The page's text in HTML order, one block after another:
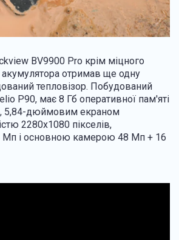
BV9900 Pro крім міцного
акумулятора отримав ще одну
тепловізор. Побудований
P90, має 8 Гб оперативної пам'яті
5,84-дюймовим екраном
2280х1080 пікселів,
Мп і основною камерою 48 Мп + 16